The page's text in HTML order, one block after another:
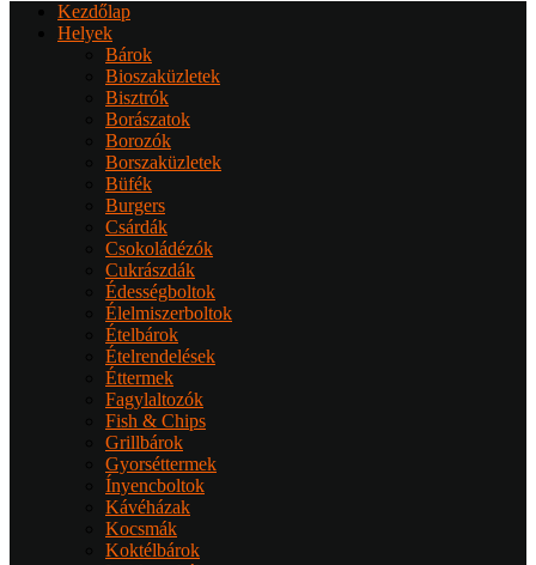
Kezdőlap
Helyek
Bárok
Bioszaküzletek
Bisztrók
Borászatok
Borozók
Borszaküzletek
Büfék
Burgers
Csárdák
Csokoládézók
Cukrászdák
Édességboltok
Élelmiszerboltok
Ételbárok
Ételrendelések
Éttermek
Fagylaltozók
Fish & Chips
Grillbárok
Gyorséttermek
Ínyencboltok
Kávéházak
Kocsmák
Koktélbárok